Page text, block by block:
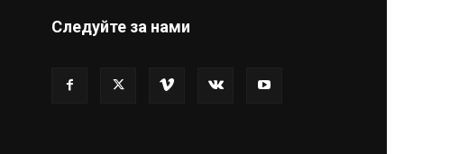
Следуйте за нами